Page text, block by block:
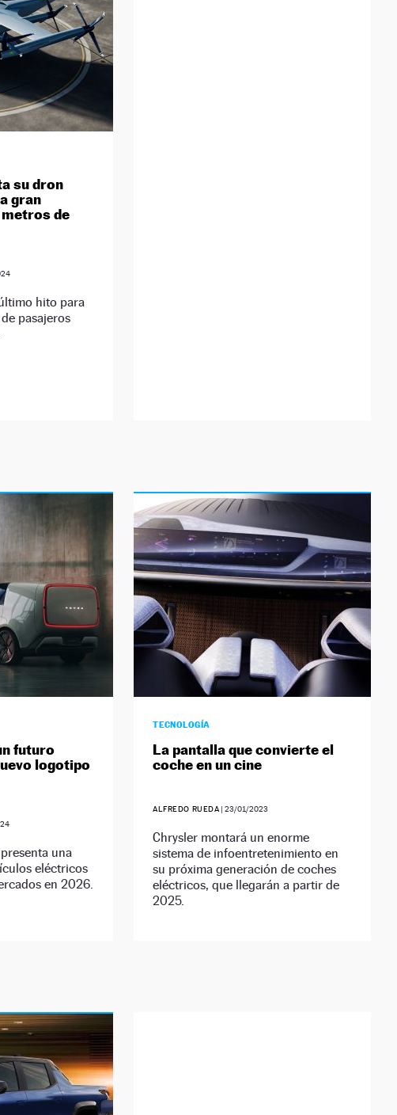
su dron
gran
de
hito para
pasajeros
futuro
logotipo
una
eléctricos
en 2026.
TECNOLOGÍA
La pantalla que convierte el
coche en un cine
ALFREDO RUEDA |23/01/2023
Chrysler montará un enorme
sistema de infoentretenimiento en
su próxima generación de coches
eléctricos, que llegarán a partir de
2025.